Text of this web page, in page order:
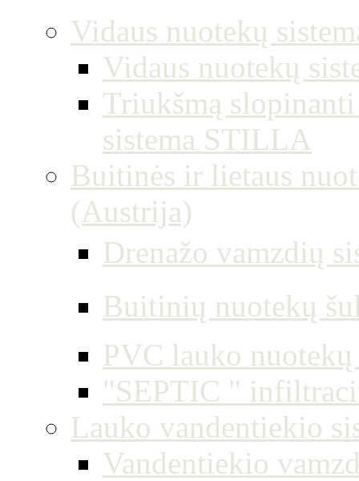
Vidaus nuotekų
Vidaus nuotekų
Triukšmą
sistema STILLA
Buitinės ir lietaus
(Austrija)
Drenažo
Buitinių nuotekų
PVC lauko nuotekų
"SEPTIC "
Lauko vandentiekio
Vandentiekio